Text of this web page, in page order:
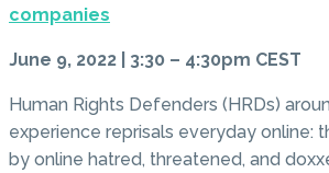
companies
June 9, 2022 | 3:30 – 4:30pm CEST
Human Rights Defenders (HRDs)
experience reprisals everyday online:
by online hatred, threatened, and